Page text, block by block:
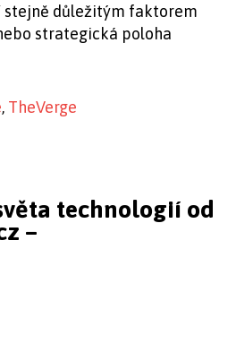
důležitým faktorem
strategická poloha
, TheVerge
technologií od
–